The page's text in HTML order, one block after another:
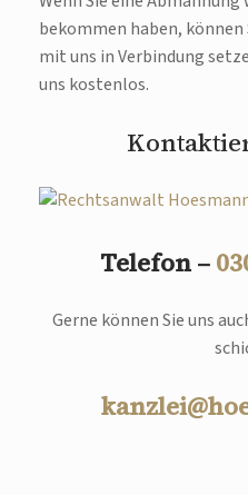
bekommen haben,
mit uns in Verbindung
uns kostenlos.
Telefon –
Gerne können Sie uns